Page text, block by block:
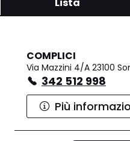
COMPLICI
Via Mazzini 4/A 23100
342 512 998
Più